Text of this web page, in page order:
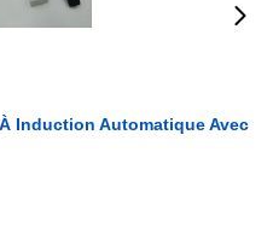
Induction Automatique Avec